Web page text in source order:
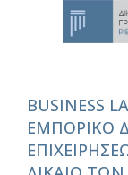
BUSINESS
ΕΜΠΟΡΙΚΟ